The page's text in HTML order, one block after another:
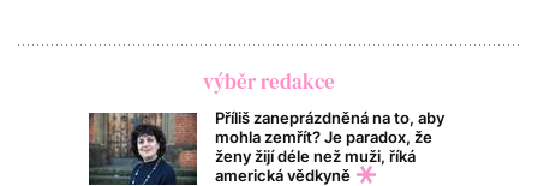
výběr redakce
Příliš zaneprázdněná na to, aby
mohla zemřít? Je paradox, že
ženy žijí déle než muži, říká
americká vědkyně